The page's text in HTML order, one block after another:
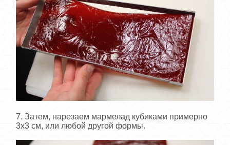
7. Затем, нарезаем мармелад кубиками примерно
3х3 см, или любой другой формы.